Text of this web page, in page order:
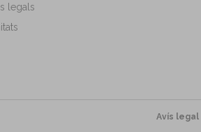
legals
Avís legal